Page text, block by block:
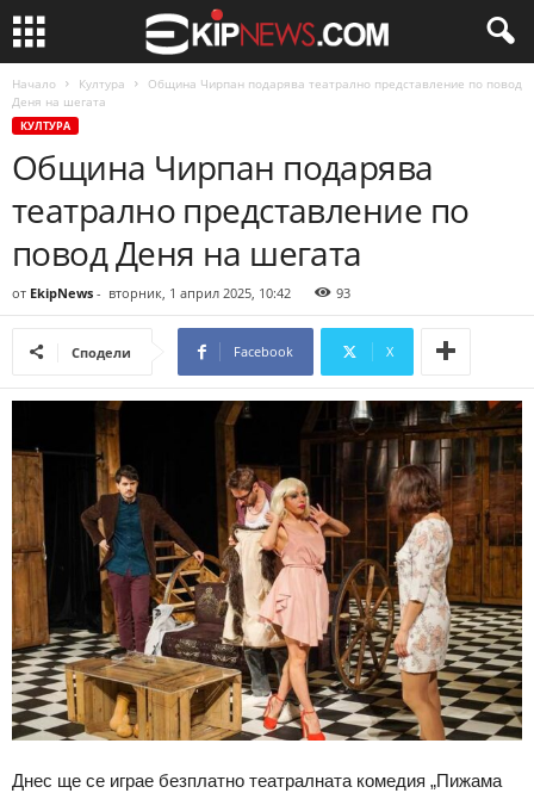
Начало Култура
Община Чирпан подарява театрално представление по повод
Деня на шегата
КУЛТУРА
Община Чирпан подарява
театрално представление по
повод Деня на шегата
от EkipNews - вторник, 1 април 2025, 10:42 93
Сподели Facebook X
Днес ще се играе безплатно театралната комедия „Пижама